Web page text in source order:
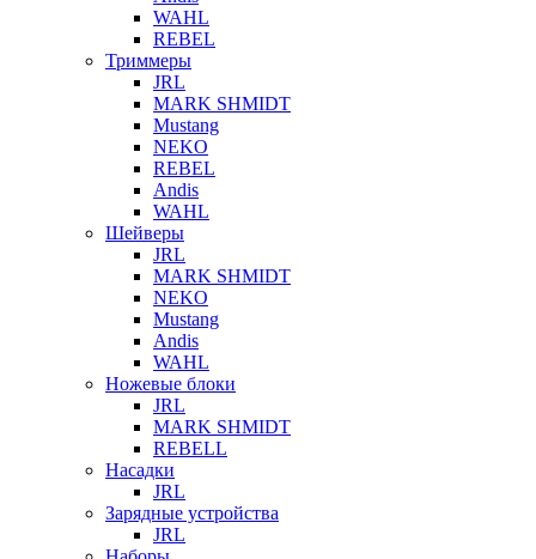
WAHL
REBEL
Триммеры
JRL
MARK SHMIDT
Mustang
NEKO
REBEL
Andis
WAHL
Шейверы
JRL
MARK SHMIDT
NEKO
Mustang
Andis
WAHL
Ножевые блоки
JRL
MARK SHMIDT
REBELL
Насадки
JRL
Зарядные устройства
JRL